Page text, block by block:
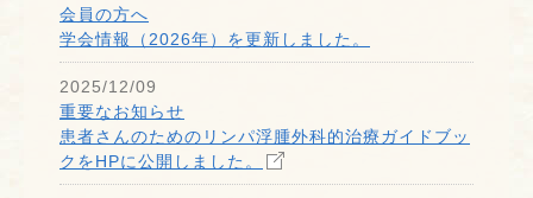
会員の方へ
学会情報（2026年）を更新しました。
2025/12/09
重要なお知らせ
患者さんのためのリンパ浮腫外科的治療ガイドブッ
クをHPに公開しました。